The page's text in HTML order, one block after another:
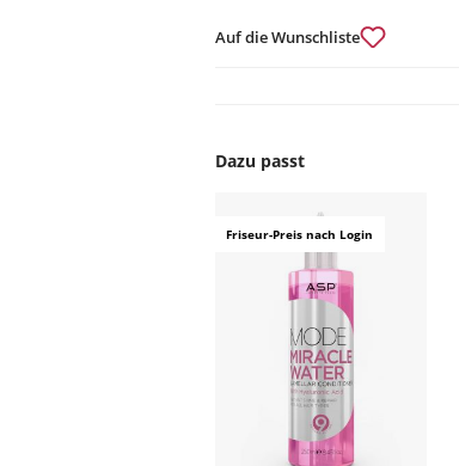
Auf die Wunschliste
Dazu passt
Friseur-Preis nach Login